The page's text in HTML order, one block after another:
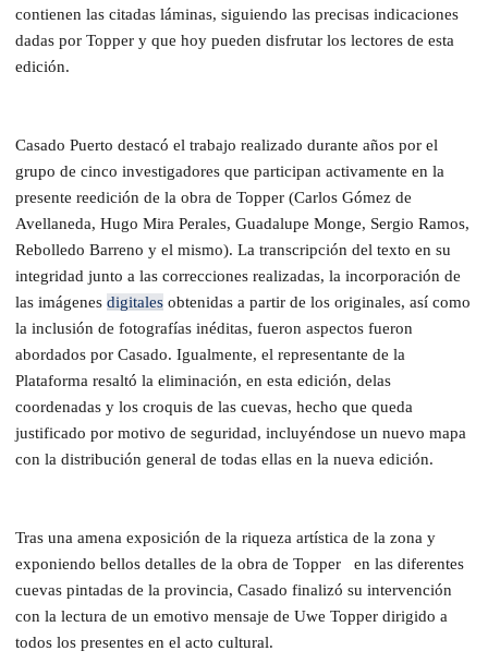
contienen las citadas láminas, siguiendo las precisas indicaciones
dadas por Topper y que hoy pueden disfrutar los lectores de esta
edición.
Casado Puerto destacó el trabajo realizado durante años por el
grupo de cinco investigadores que participan activamente en la
presente reedición de la obra de Topper (Carlos Gómez de
Avellaneda, Hugo Mira Perales, Guadalupe Monge, Sergio Ramos,
Rebolledo Barreno y el mismo). La transcripción del texto en su
integridad junto a las correcciones realizadas, la incorporación de
las imágenes digitales obtenidas a partir de los originales, así como
la inclusión de fotografías inéditas, fueron aspectos fueron
abordados por Casado. Igualmente, el representante de la
Plataforma resaltó la eliminación, en esta edición, delas
coordenadas y los croquis de las cuevas, hecho que queda
justificado por motivo de seguridad, incluyéndose un nuevo mapa
con la distribución general de todas ellas en la nueva edición.
Tras una amena exposición de la riqueza artística de la zona y
exponiendo bellos detalles de la obra de Topper en las diferentes
cuevas pintadas de la provincia, Casado finalizó su intervención
con la lectura de un emotivo mensaje de Uwe Topper dirigido a
todos los presentes en el acto cultural.